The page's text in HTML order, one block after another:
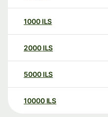
1000 ILS
2000 ILS
5000 ILS
10000 ILS